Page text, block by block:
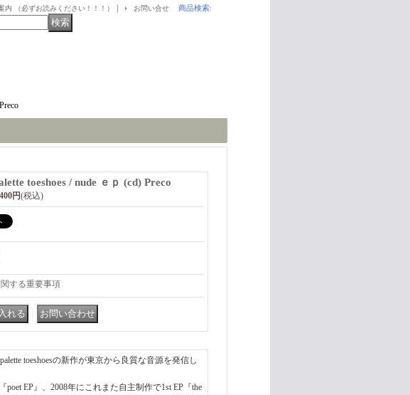
内 （必ずお読みください！！！） ｜ お問い合せ 商品検索:
toeshoes / nude ｅｐ (cd) Preco
円(税込)
する重要事項
toeshoesの新作が東京から良質な音源を発信し
poet EP』、2008年にこれまた自主制作で1st EP『the